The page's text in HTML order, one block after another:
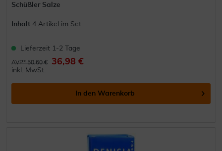
Schüßler Salze
Inhalt 4 Artikel im Set
Lieferzeit 1-2 Tage
AVP* 50,60 € 36,98 €
inkl. MwSt.
In den Warenkorb